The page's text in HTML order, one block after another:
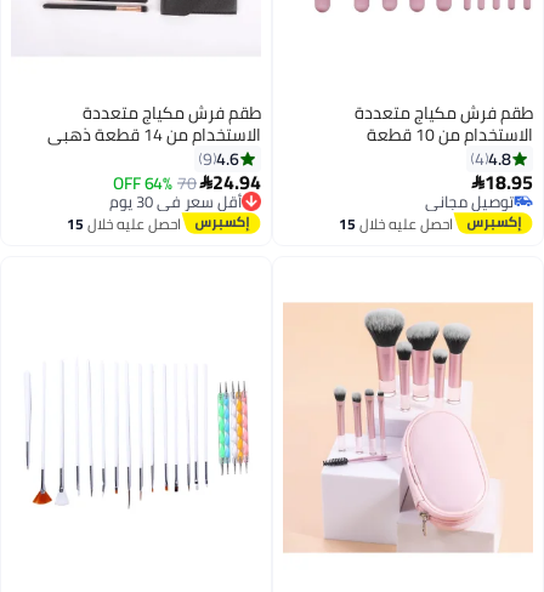
طقم فرش مكياج متعددة
الاستخدام من 10 قطعة
4.8
4
18.95
توصيل مجاني
توصيل مجانياحصل عليه خلال15
طقم فرش مكياج متعددة
الاستخدام من 14 قطعة ذهبي
وردي/أسود
4.6
9
24.94
70
64% OFF
أقل سعر في 30 يوم
توصيل مجاني
أقل سعر في 30 يوماحصل عليه خلال15